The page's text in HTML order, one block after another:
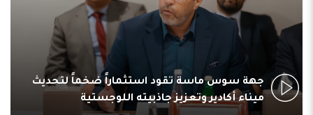
جهة سوس ماسة تقود استثماراً ضخماً لتحديث
ميناء أكادير وتعزيز جاذبيته اللوجستية